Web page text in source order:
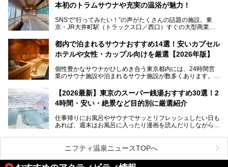
最近、SNSやメディアで「デザイナーズ銭湯」や「ネオ銭
本記事では、そもそもこれらがどんな銭湯なのか、その気に
いおしゃれな名店15選を、おすすめの順番で一挙にご紹介
します。
本初のトラムサウナや充実の温浴が魅力！
SNSで“行ってみたい！”の声がたくさんの話題の施設。東
京・JR大井町駅（トラックス口／西口）すぐの大型商業施
ツァ大井町トラックス」がニューオープン。施設の様子をレ
ポ―トします。
都内で泊まれるサウナおすすめ14選！安いカプセル
ホテルや女性・カップル向けを厳選【2026年版】
個性豊かなサウナがひしめき合う東京都内には、24時間営
業のサウナ施設や泊まれるサウナ施設が数多くあります。
を旅の目的とする「サ旅」や自分へのご褒美のための宿泊な
ど、自分の好きなタイミングで好きなだけサ活ができるのが
魅力です。
最近では、男性専用施設だけでなく、カップルや女性に嬉し
い個室サウナも増えてきました。
ら、特におすすめしたい施設14選をご紹介します。
してみてください。
【2026最新】東京のスーパー銭湯おすすめ30選！2
4時間・安い・絶景など目的別に厳選紹介
仕事帰りにお風呂やサウナでサッとリフレッシュしたい日も
あれば、週末はお風呂に入ったり漫画を読んだりしながら一
また、終電を逃してしまい、「このまま朝までゆっくりでき
る場所があれば」と探した経験がある人も多いのではないで
しょうか。
ニフティ温泉ニュースTOPへ